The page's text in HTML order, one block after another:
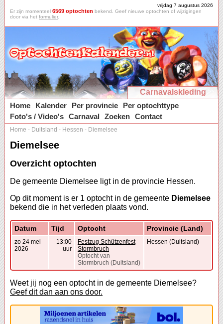
vrijdag 7 augustus 2026
Er zijn momenteel 6569 optochten bekend. Geef nieuwe optochten of wijzigingen
door via het formulier.
Carnavalskleding
Home
Kalender Per provincie
Per optochttype
Foto's / Video's Carnaval Zoeken Contact
Home - Duitsland - Hessen - Diemelsee
Diemelsee
Overzicht optochten
De gemeente Diemelsee ligt in de provincie Hessen.
Op dit moment is er 1 optocht in de gemeente Diemelsee
bekend die in het verleden plaats vond.
Datum Tijd Optocht Provincie (Land)
zo 24 mei
2026
13:00
uur
Festzug Schützenfest
Stormbruch
Optocht van
Stormbruch (Duitsland)
Hessen (Duitsland)
Weet jij nog een optocht in de gemeente Diemelsee?
Geef dit dan aan ons door.